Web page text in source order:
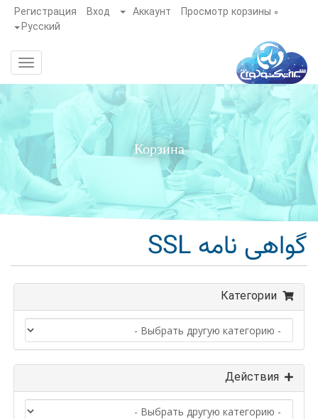
Просмотр корзины 0
Аккаунт
Вход
Регистрация
Русский
Корзина
گواهی نامه SSL